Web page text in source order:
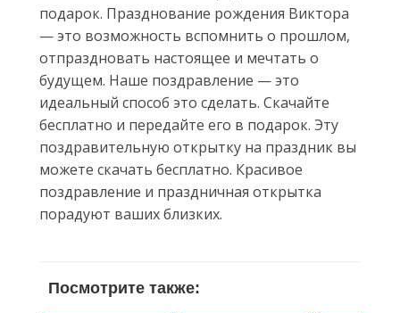
подарок. Празднование рождения Виктора
— это возможность вспомнить о прошлом,
отпраздновать настоящее и мечтать о
будущем. Наше поздравление — это
идеальный способ это сделать. Скачайте
бесплатно и передайте его в подарок. Эту
поздравительную открытку на праздник вы
можете скачать бесплатно. Красивое
поздравление и праздничная открытка
порадуют ваших близких.
Посмотрите также: